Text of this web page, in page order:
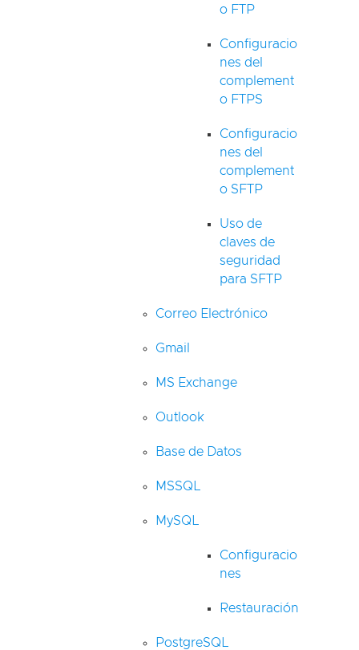
o FTP
Configuracio
nes del
complement
o FTPS
Configuracio
nes del
complement
o SFTP
Uso de
claves de
seguridad
para SFTP
Correo Electrónico
Gmail
MS Exchange
Outlook
Base de Datos
MSSQL
MySQL
Configuracio
nes
Restauración
PostgreSQL